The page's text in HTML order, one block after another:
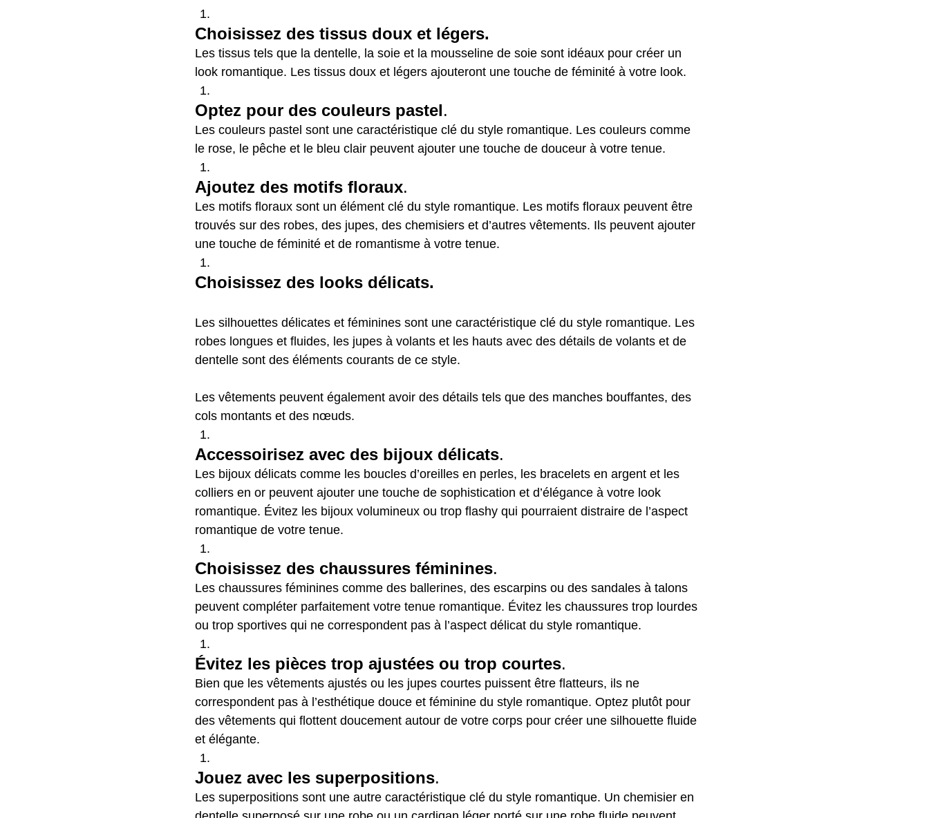
Choisissez des tissus doux et légers.
Les tissus tels que la dentelle, la soie et la mousseline de soie sont idéaux pour créer un
look romantique. Les tissus doux et légers ajouteront une touche de féminité à votre look.
Optez pour des couleurs pastel.
Les couleurs pastel sont une caractéristique clé du style romantique. Les couleurs comme
le rose, le pêche et le bleu clair peuvent ajouter une touche de douceur à votre tenue.
Ajoutez des motifs floraux.
Les motifs floraux sont un élément clé du style romantique. Les motifs floraux peuvent être
trouvés sur des robes, des jupes, des chemisiers et d’autres vêtements. Ils peuvent ajouter
une touche de féminité et de romantisme à votre tenue.
Choisissez des looks délicats.
Les silhouettes délicates et féminines sont une caractéristique clé du style romantique. Les
robes longues et fluides, les jupes à volants et les hauts avec des détails de volants et de
dentelle sont des éléments courants de ce style.
Les vêtements peuvent également avoir des détails tels que des manches bouffantes, des
cols montants et des nœuds.
Accessoirisez avec des bijoux délicats.
Les bijoux délicats comme les boucles d’oreilles en perles, les bracelets en argent et les
colliers en or peuvent ajouter une touche de sophistication et d’élégance à votre look
romantique. Évitez les bijoux volumineux ou trop flashy qui pourraient distraire de l’aspect
romantique de votre tenue.
Choisissez des chaussures féminines.
Les chaussures féminines comme des ballerines, des escarpins ou des sandales à talons
peuvent compléter parfaitement votre tenue romantique. Évitez les chaussures trop lourdes
ou trop sportives qui ne correspondent pas à l’aspect délicat du style romantique.
Évitez les pièces trop ajustées ou trop courtes.
Bien que les vêtements ajustés ou les jupes courtes puissent être flatteurs, ils ne
correspondent pas à l’esthétique douce et féminine du style romantique. Optez plutôt pour
des vêtements qui flottent doucement autour de votre corps pour créer une silhouette fluide
et élégante.
Jouez avec les superpositions.
Les superpositions sont une autre caractéristique clé du style romantique. Un chemisier en